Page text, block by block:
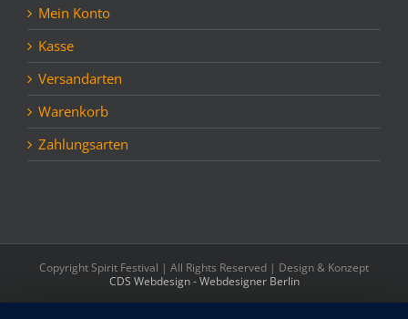
Mein Konto
Kasse
Versandarten
Warenkorb
Zahlungsarten
Copyright Spirit Festival | All Rights Reserved | Design & Konzept
CDS Webdesign - Webdesigner Berlin